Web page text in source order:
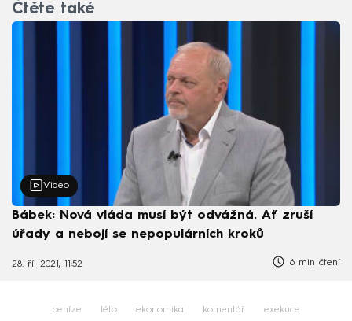
Čtěte také
Video
Bábek: Nová vláda musí být odvážná. Ať zruší
úřady a nebojí se nepopulárních kroků
28. říj 2021, 11:52 6 min čtení
peníze léto ekonomika komentář exekuce